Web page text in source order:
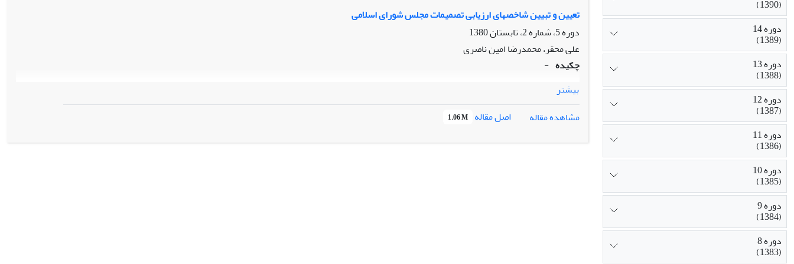
تعیین و تبیین شاخصهای ارزیابی تصمیمات مجلس شورای اسلامی
دوره 5، شماره 2، تابستان 1380
علی محقر، محمدرضا امین ناصری
چکیده -
بیشتر
مشاهده مقاله
اصل مقاله 1.06 M
(1390)
دوره 14
(1389)
دوره 13
(1388)
دوره 12
(1387)
دوره 11
(1386)
دوره 10
(1385)
دوره 9
(1384)
دوره 8
(1383)